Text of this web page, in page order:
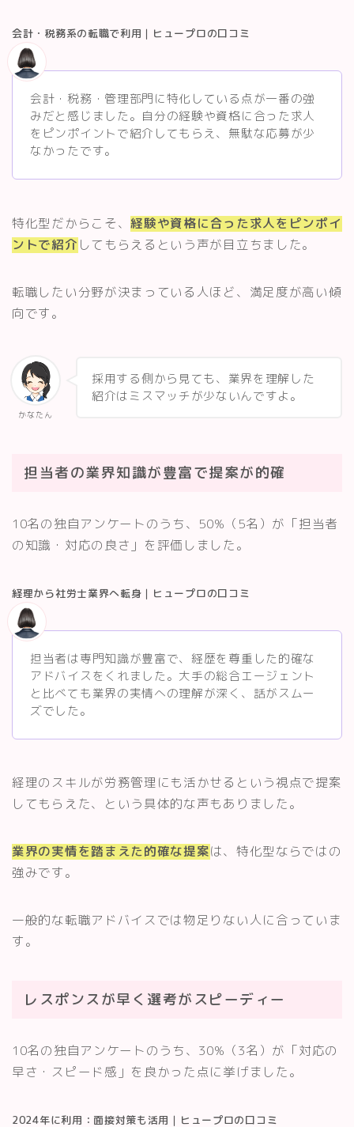
会計・税務系の転職で利用｜ヒュープロの口コミ
会計・税務・管理部門に特化している点が一番の強
みだと感じました。自分の経験や資格に合った求人
をピンポイントで紹介してもらえ、無駄な応募が少
なかったです。
特化型だからこそ、経験や資格に合った求人をピンポイ
ントで紹介 してもらえるという声が目立ちました。
転職したい分野が決まっている人ほど、満足度が高い傾
向です。
かなたん
採用する側から見ても、業界を理解した
紹介はミスマッチが少ないんですよ。
担当者の業界知識が豊富で提案が的確
10名の独自アンケートのうち、50%（5名）が「担当者
の知識・対応の良さ」を評価しました。
経理から社労士業界へ転身｜ヒュープロの口コミ
担当者は専門知識が豊富で、経歴を尊重した的確な
アドバイスをくれました。大手の総合エージェント
と比べても業界の実情への理解が深く、話がスムー
ズでした。
経理のスキルが労務管理にも活かせるという視点で提案
してもらえた、という具体的な声もありました。
業界の実情を踏まえた的確な提案は、特化型ならではの
強みです。
一般的な転職アドバイスでは物足りない人に合っていま
す。
レスポンスが早く選考がスピーディー
10名の独自アンケートのうち、30%（3名）が「対応の
早さ・スピード感」を良かった点に挙げました。
2024年に利用：面接対策も活用｜ヒュープロの口コミ